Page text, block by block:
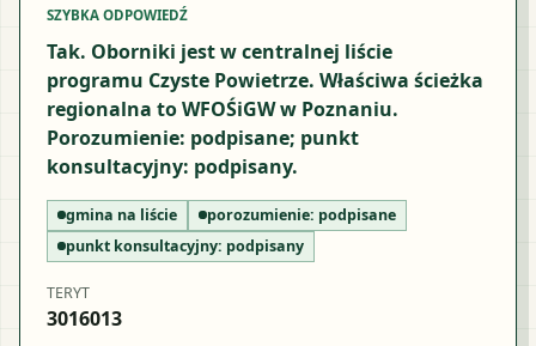
SZYBKA ODPOWIEDŹ
Tak. Oborniki jest w centralnej liście
programu Czyste Powietrze. Właściwa ścieżka
regionalna to WFOŚiGW w Poznaniu.
Porozumienie: podpisane; punkt
konsultacyjny: podpisany.
gmina na liście porozumienie: podpisane
punkt konsultacyjny: podpisany
TERYT
3016013